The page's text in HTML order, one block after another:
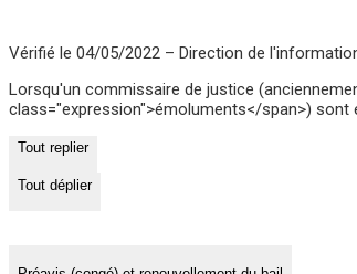
Vérifié le 04/05/2022 – Direction de
Lorsqu'un commissaire de justice
class="expression">émoluments</span>) sont
Tout replier
Tout déplier